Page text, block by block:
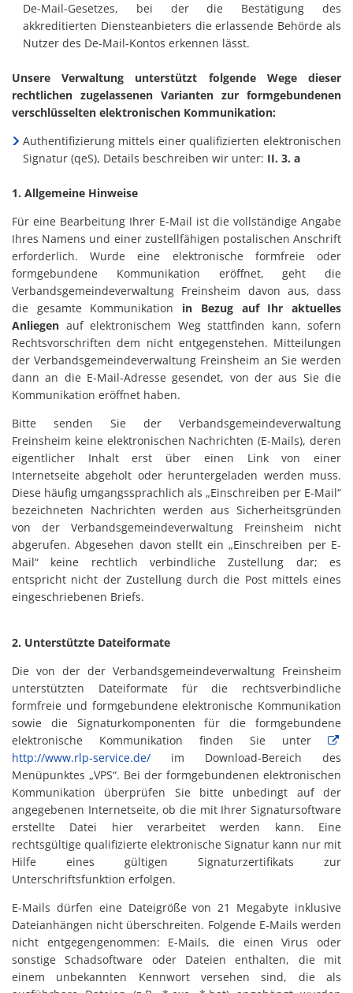
De-Mail-Gesetzes, bei der die Bestätigung des
akkreditierten Diensteanbieters die erlassende Behörde als
Nutzer des De-Mail-Kontos erkennen lässt.
Unsere Verwaltung unterstützt folgende Wege dieser
rechtlichen zugelassenen Varianten zur formgebundenen
verschlüsselten elektronischen Kommunikation:
Authentifizierung mittels einer qualifizierten elektronischen
Signatur (qeS), Details beschreiben wir unter: II. 3. a
1. Allgemeine Hinweise
Für eine Bearbeitung Ihrer E-Mail ist die vollständige Angabe
Ihres Namens und einer zustellfähigen postalischen Anschrift
erforderlich. Wurde eine elektronische formfreie oder
formgebundene Kommunikation eröffnet, geht die
Verbandsgemeindeverwaltung Freinsheim davon aus, dass
die gesamte Kommunikation in Bezug auf Ihr aktuelles
Anliegen auf elektronischem Weg stattfinden kann, sofern
Rechtsvorschriften dem nicht entgegenstehen. Mitteilungen
der Verbandsgemeindeverwaltung Freinsheim an Sie werden
dann an die E-Mail-Adresse gesendet, von der aus Sie die
Kommunikation eröffnet haben.
Bitte senden Sie der Verbandsgemeindeverwaltung
Freinsheim keine elektronischen Nachrichten (E-Mails), deren
eigentlicher Inhalt erst über einen Link von einer
Internetseite abgeholt oder heruntergeladen werden muss.
Diese häufig umgangssprachlich als „Einschreiben per E-Mail“
bezeichneten Nachrichten werden aus Sicherheitsgründen
von der Verbandsgemeindeverwaltung Freinsheim nicht
abgerufen. Abgesehen davon stellt ein „Einschreiben per E-
Mail“ keine rechtlich verbindliche Zustellung dar; es
entspricht nicht der Zustellung durch die Post mittels eines
eingeschriebenen Briefs.
2. Unterstützte Dateiformate
Die von der der Verbandsgemeindeverwaltung Freinsheim
unterstützten Dateiformate für die rechtsverbindliche
formfreie und formgebundene elektronische Kommunikation
sowie die Signaturkomponenten für die formgebundene
elektronische Kommunikation finden Sie unter
http://www.rlp-service.de/ im Download-Bereich des
Menüpunktes „VPS“. Bei der formgebundenen elektronischen
Kommunikation überprüfen Sie bitte unbedingt auf der
angegebenen Internetseite, ob die mit Ihrer Signatursoftware
erstellte Datei hier verarbeitet werden kann. Eine
rechtsgültige qualifizierte elektronische Signatur kann nur mit
Hilfe eines gültigen Signaturzertifikats zur
Unterschriftsfunktion erfolgen.
E-Mails dürfen eine Dateigröße von 21 Megabyte inklusive
Dateianhängen nicht überschreiten. Folgende E-Mails werden
nicht entgegengenommen: E-Mails, die einen Virus oder
sonstige Schadsoftware oder Dateien enthalten, die mit
einem unbekannten Kennwort versehen sind, die als